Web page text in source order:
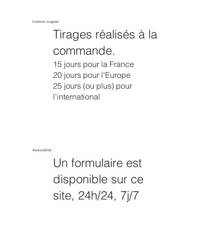
Livraison soignée
Tirages réalisés à la
commande.
15 jours pour la France
20 jours pour l’Europe
25 jours (ou plus) pour
l’international
Accessibilité
Un formulaire est
disponible sur ce
site, 24h/24, 7j/7